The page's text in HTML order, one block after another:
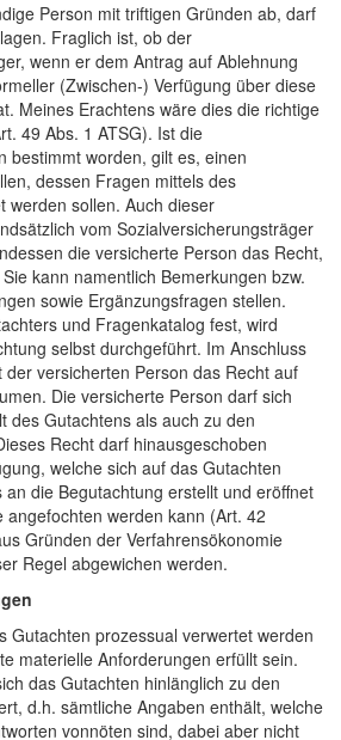
Person mit triftigen Gründen ab, darf
Fraglich ist, ob der
wenn er dem Antrag auf Ablehnung
(Zwischen-) Verfügung über diese
Meines Erachtens wäre dies die richtige
49 Abs. 1 ATSG). Ist die
bestimmt worden, gilt es, einen
dessen Fragen mittels des
werden sollen. Auch dieser
vom Sozialversicherungsträger
die versicherte Person das Recht,
kann namentlich Bemerkungen bzw.
sowie Ergänzungsfragen stellen.
und Fragenkatalog fest, wird
selbst durchgeführt. Im Anschluss
versicherten Person das Recht auf
Die versicherte Person darf sich
des Gutachtens als auch zu den
Recht darf hinausgeschoben
welche sich auf das Gutachten
die Begutachtung erstellt und eröffnet
angefochten werden kann (Art. 42
Gründen der Verfahrensökonomie
Regel abgewichen werden.
Gutachten prozessual verwertet werden
materielle Anforderungen erfüllt sein.
das Gutachten hinlänglich zu den
d.h. sämtliche Angaben enthält, welche
vonnöten sind, dabei aber nicht